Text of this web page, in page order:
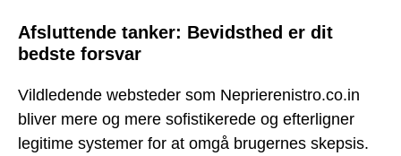
Afsluttende tanker: Bevidsthed er dit
bedste forsvar
Vildledende websteder som Neprierenistro.co.in
bliver mere og mere sofistikerede og efterligner
legitime systemer for at omgå brugernes skepsis.